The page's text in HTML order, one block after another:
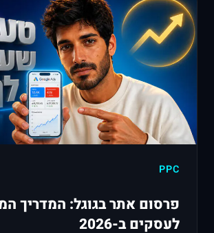
PPC
פרסום אתר בגוגל: המדריך
לעסקים ב-2026